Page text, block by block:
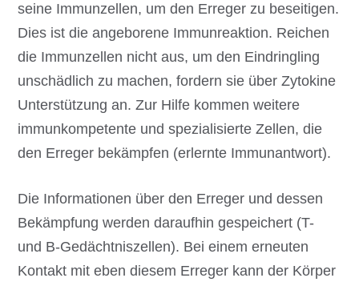
seine Immunzellen, um den Erreger zu beseitigen.
Dies ist die angeborene Immunreaktion. Reichen
die Immunzellen nicht aus, um den Eindringling
unschädlich zu machen, fordern sie über Zytokine
Unterstützung an. Zur Hilfe kommen weitere
immunkompetente und spezialisierte Zellen, die
den Erreger bekämpfen (erlernte Immunantwort).
Die Informationen über den Erreger und dessen
Bekämpfung werden daraufhin gespeichert (T-
und B-Gedächtniszellen). Bei einem erneuten
Kontakt mit eben diesem Erreger kann der Körper